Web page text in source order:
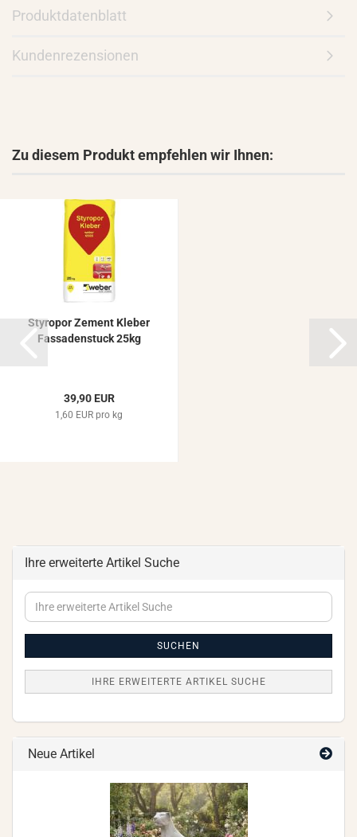
Produktdatenblatt
Kundenrezensionen
Zu diesem Produkt empfehlen wir Ihnen:
Sty­ro­por Ze­ment Kle­ber
Fas­sa­den­stuck 25kg
39,90 EUR
1,60 EUR pro kg
Ihre erweiterte Artikel Suche
Ihre
erweiterte
SUCHEN
IHRE ERWEITERTE ARTIKEL SUCHE
Neue Artikel